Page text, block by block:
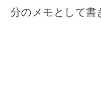
分のメモとして書